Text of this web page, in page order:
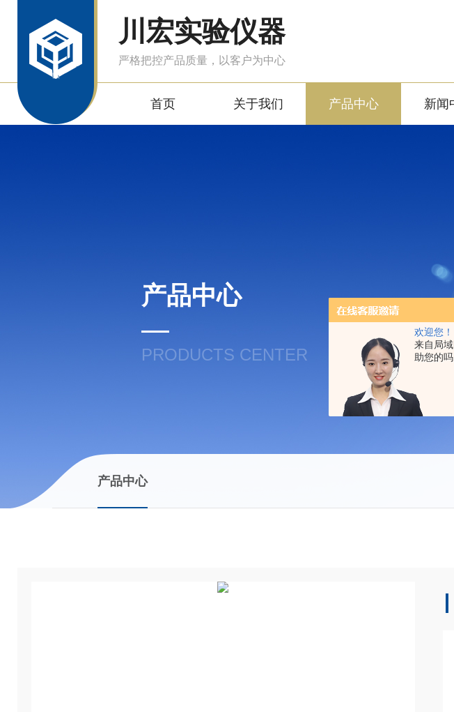
欢迎您！
来自局
助您的吗
川宏实验仪器
严格把控产品质量，以客户为中心
首页 关于我们 产品中心 新闻
产品中心
PRODUCTS CENTER
产品中心